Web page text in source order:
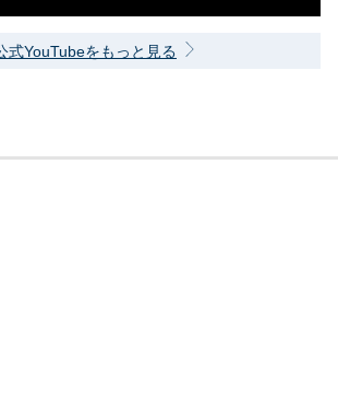
式YouTubeをもっと見る